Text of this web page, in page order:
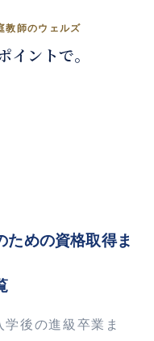
教師のウェルズ
イントで。
る。
ための資格取得ま
後の進級卒業ま